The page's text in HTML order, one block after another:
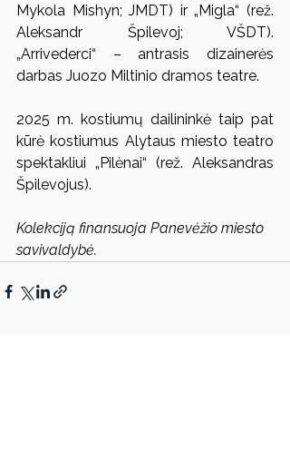
Mykola Mishyn; JMDT) ir „Migla“ (rež.
Aleksandr Špilevoj; VŠDT).
„Arrivederci“ – antrasis dizainerės
darbas Juozo Miltinio dramos teatre.
2025 m. kostiumų dailininkė taip pat
kūrė kostiumus Alytaus miesto teatro
spektakliui „Pilėnai“ (rež. Aleksandras
Špilevojus).
Kolekciją finansuoja Panevėžio miesto
savivaldybė.